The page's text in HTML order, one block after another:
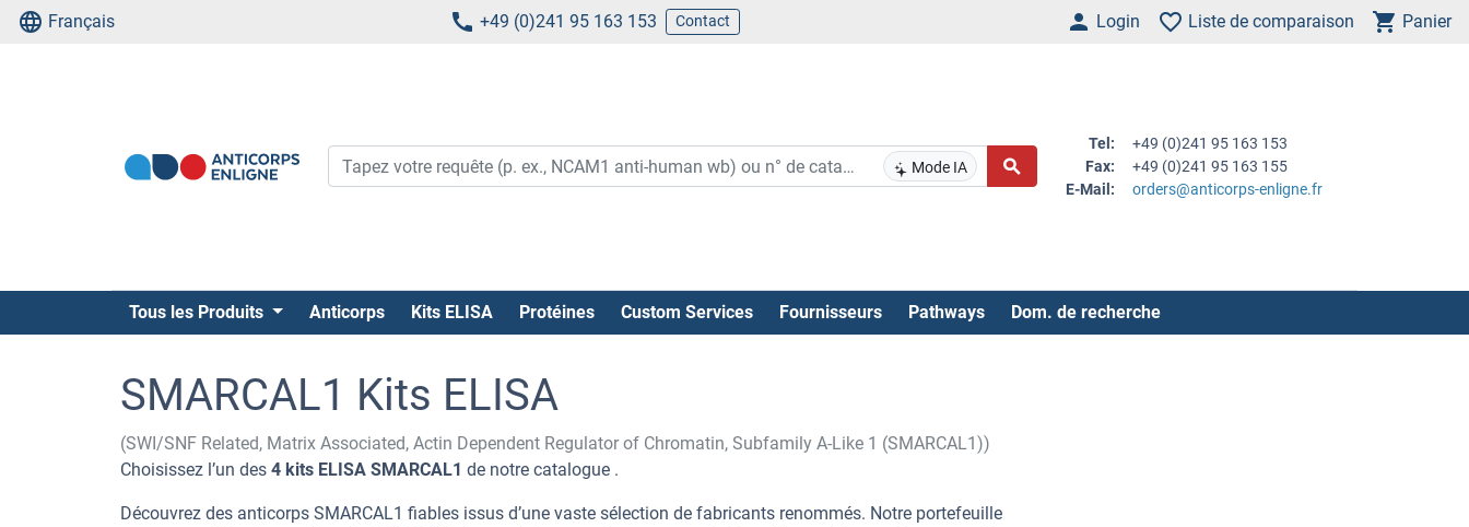
Français +49 (0)241 95 163 153 Contact Login Liste de comparaison Panier
Mode IA
Tel:
+49 (0)241 95 163 153
Fax:
+49 (0)241 95 163 155
E-Mail:
orders@anticorps-enligne.fr
Tous les Produits Anticorps Kits ELISA Protéines Custom Services Fournisseurs Pathways Dom. de recherche
SMARCAL1 Kits ELISA
(SWI/SNF Related, Matrix Associated, Actin Dependent Regulator of Chromatin, Subfamily A-Like 1 (SMARCAL1))
Choisissez l’un des 4 kits ELISA SMARCAL1 de notre catalogue .
Découvrez des anticorps SMARCAL1 fiables issus d’une vaste sélection de fabricants renommés. Notre portefeuille